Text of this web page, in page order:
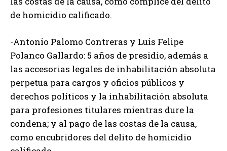
de homicidio calificado.
-Antonio Palomo Contreras y Luis Felipe
Polanco Gallardo: 5 años de presidio, además a
las accesorias legales de inhabilitación absoluta
perpetua para cargos y oficios públicos y
derechos políticos y la inhabilitación absoluta
para profesiones titulares mientras dure la
condena; y al pago de las costas de la causa,
como encubridores del delito de homicidio